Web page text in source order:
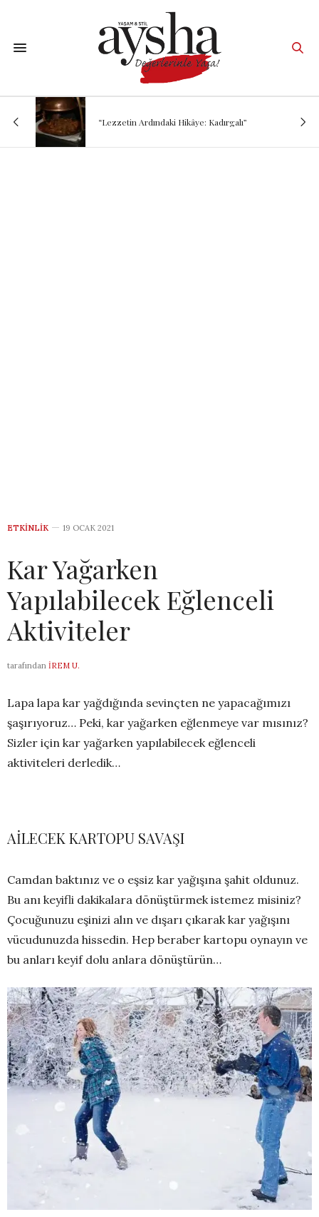
“Lezzetin Ardındaki Hikâye: Kadırgalı”
ETKINLIK 19 OCAK 2021
Kar Yağarken
Yapılabilecek Eğlenceli
Aktiviteler
tarafından İREM U.
Lapa lapa kar yağdığında sevinçten ne yapacağımızı
şaşırıyoruz… Peki, kar yağarken eğlenmeye var mısınız?
Sizler için kar yağarken yapılabilecek eğlenceli
aktiviteleri derledik…
AİLECEK KARTOPU SAVAŞI
Camdan baktınız ve o eşsiz kar yağışına şahit oldunuz.
Bu anı keyifli dakikalara dönüştürmek istemez misiniz?
Çocuğunuzu eşinizi alın ve dışarı çıkarak kar yağışını
vücudunuzda hissedin. Hep beraber kartopu oynayın ve
bu anları keyif dolu anlara dönüştürün…